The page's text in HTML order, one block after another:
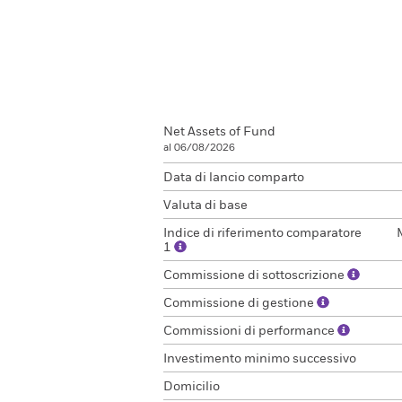
Net Assets of Fund
al 06/08/2026
Data di lancio comparto
Valuta di base
Indice di riferimento comparatore
1
Commissione di sottoscrizione
Commissione di gestione
Commissioni di performance
Investimento minimo successivo
Domicilio